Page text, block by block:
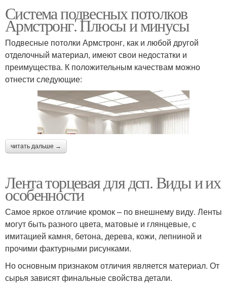
Система подвесных потолков
Армстронг. Плюсы и минусы
Подвесные потолки Армстронг, как и любой другой
отделочный материал, имеют свои недостатки и
преимущества. К положительным качествам можно
отнести следующие:
читать дальше →
Лента торцевая для дсп. Виды и их
особенности
Самое яркое отличие кромок – по внешнему виду. Ленты
могут быть разного цвета, матовые и глянцевые, с
имитацией камня, бетона, дерева, кожи, лепниной и
прочими фактурными рисунками.
Но основным признаком отличия является материал. От
сырья зависят финальные свойства детали.